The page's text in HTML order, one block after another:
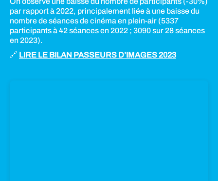
par rapport à 2022, principalement liée à une baisse du
nombre de séances de cinéma en plein-air (5337
participants à 42 séances en 2022 ; 3090 sur 28 séances
en 2023).
🔗 LIRE LE BILAN PASSEURS D’IMAGES 2023